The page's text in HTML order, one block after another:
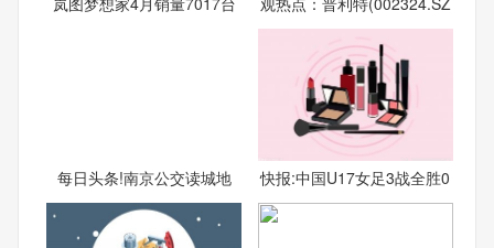
每日头条!南京公交读城地 快报:中国U17女足3战全胜0